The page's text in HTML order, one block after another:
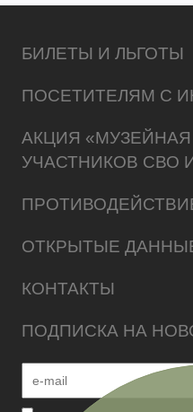
БИЛЕТЫ И ЛЬГОТЫ
ПОСЕТИТЕЛЯМ С
АКЦИЯ
УЧАСТНИКОВ СВО
ОТКРЫТЫЕ
КОНТАКТЫ
ПОДПИСКА НА